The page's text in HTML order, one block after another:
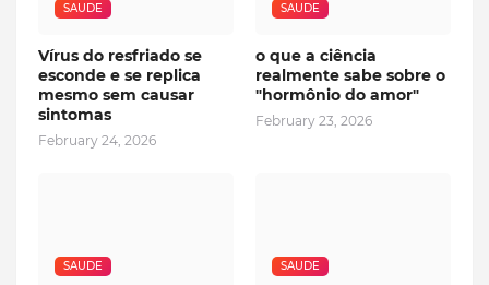
SAUDE
Vírus do resfriado se
esconde e se replica
mesmo sem causar
sintomas
February 24, 2026
SAUDE
o que a ciência
realmente sabe sobre o
"hormônio do amor"
February 23, 2026
SAUDE SAUDE